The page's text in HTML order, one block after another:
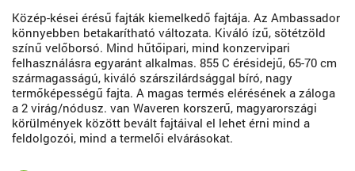
Közép-kései érésű fajták kiemelkedő fajtája. Az Ambassador
könnyebben betakarítható változata. Kiváló ízű, sötétzöld
színű velőborsó. Mind hűtőipari, mind konzervipari
felhasználásra egyaránt alkalmas. 855 C érésidejű, 65-70 cm
szármagasságú, kiváló szárszilárdsággal bíró, nagy
termőképességű fajta. A magas termés elérésének a záloga
a 2 virág/nódusz. van Waveren korszerű, magyarországi
körülmények között bevált fajtáival el lehet érni mind a
feldolgozói, mind a termelői elvárásokat.